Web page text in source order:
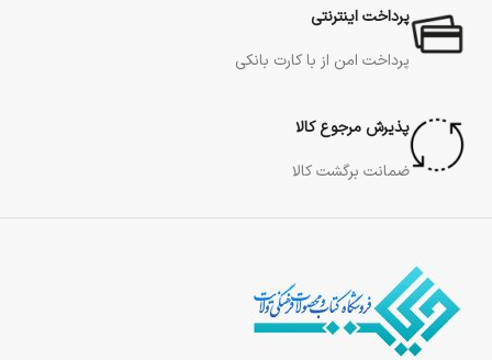
پرداخت اینترنتی
پرداخت امن از با کارت بانکی
پذیرش مرجوع کالا
ضمانت برگشت کالا